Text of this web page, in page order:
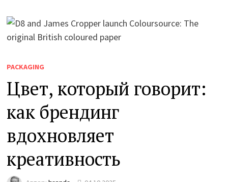
PACKAGING
Цвет, который говорит:
как брендинг
вдохновляет
креативность